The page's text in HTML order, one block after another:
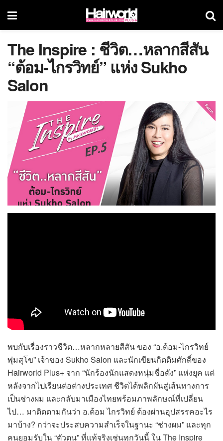
The Inspire : ชีวิต…หลากสีสัน
“ต้อม-ไกรวิทย์” แห่ง Sukho
Salon
พบกับเรื่องราวชีวิต…หลากหลายสีสัน ของ “อ.ต้อม-ไกรวิทย์
พุ่มสุโข” เจ้าของ Sukho Salon และนักเขียนกิตติมศักดิ์ของ
Hairworld Plus+ จาก “นักร้องนักแสดงหนุ่มชื่อดัง” แห่งยุค แต่
หลังจากไปเรียนต่อต่างประเทศ ชีวิตได้พลิกผันสู่เส้นทางการ
เป็นช่างผม และกลับมาเมืองไทยพร้อมภาพลักษณ์ที่เปลี่ยน
ไป… มาติดตามกันว่า อ.ต้อม ไกรวิทย์ ต้องผ่านอุปสรรคอะไร
มาบ้าง? กว่าจะประสบความสำเร็จในฐานะ “ช่างผม” และทุก
คนยอมรับใน “ตัวตน” ที่แท้จริงเช่นทุกวันนี้ ใน The Inspire